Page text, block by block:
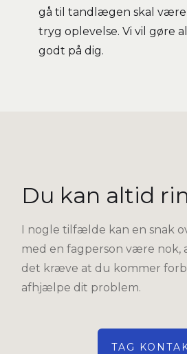
gå til tandlægen skal være
tryg oplevelse. Vi vil gøre
godt på dig.
Du kan altid
I nogle tilfælde kan en snak
med en fagperson være nok,
det kræve at du kommer
afhjælpe dit problem.
TAG